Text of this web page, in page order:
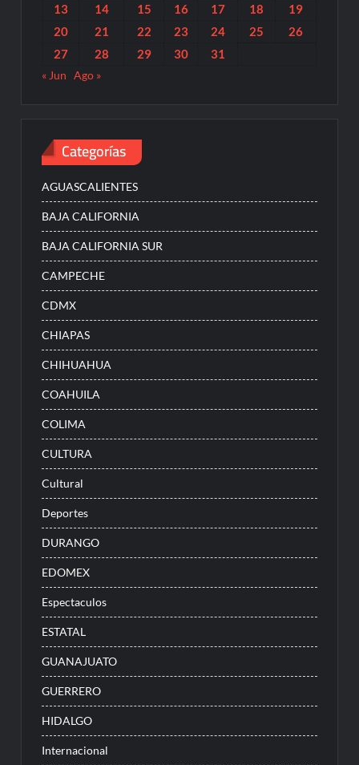
13
14 15 16 17 18
19
20
21 22 23 24 25
26
27
28 29 30 31
« Jun Ago »
Categorías
AGUASCALIENTES
BAJA CALIFORNIA
BAJA CALIFORNIA SUR
CAMPECHE
CDMX
CHIAPAS
CHIHUAHUA
COAHUILA
COLIMA
CULTURA
Cultural
Deportes
DURANGO
EDOMEX
Espectaculos
ESTATAL
GUANAJUATO
GUERRERO
HIDALGO
Internacional